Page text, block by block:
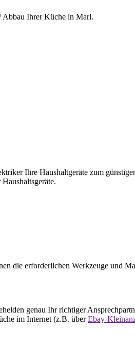
Abbau Ihrer Küche in Marl.
Ihre Haushaltgeräte zum
die erforderlichen Werkzeuge und
genau Ihr richtiger
im Internet (z.B. überEbay-